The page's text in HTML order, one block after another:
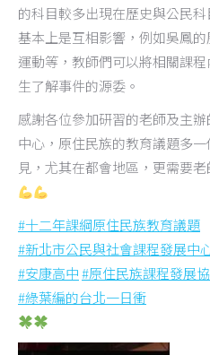
的科目較多出現在歷史與公民
基本上是互相影響，例如吳鳳
運動等，教師們可以將相關課
生了解事件的源委。
感謝各位參加研習的老師及主
中心，原住民族的教育議題多
見，尤其在都會地區，更需要
#十二年課綱原住民族教育議題
#新北市公民與社會課程發展中
#安康高中#原住民族課程發展
#綠葉編的台北一日衝